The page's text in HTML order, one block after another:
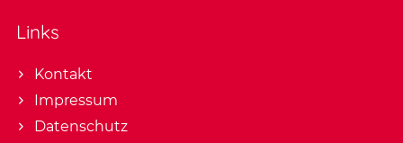
Links
Kontakt
Impressum
Datenschutz